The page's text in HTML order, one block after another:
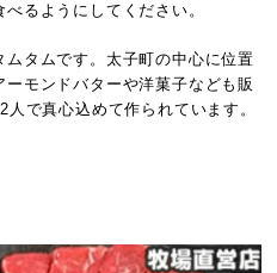
るようにしてください。
タムです。太子町の中心に位置
モンドバターや洋菓子なども販
で真心込めて作られています。